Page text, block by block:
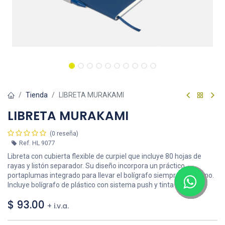
Tienda LIBRETA MURAKAMI
LIBRETA MURAKAMI
(0 reseña)
Ref. HL 9077
Libreta con cubierta flexible de curpiel que incluye 80 hojas de
rayas y listón separador. Su diseño incorpora un práctico
portaplumas integrado para llevar el bolígrafo siempre a la mano.
Incluye bolígrafo de plástico con sistema push y tinta negra.
$ 93.00 + i.v.a.